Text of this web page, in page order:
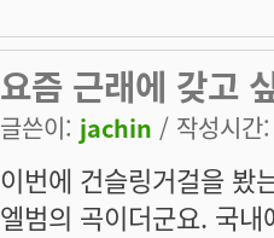
요즘 근래에 갖고
글쓴이: jachin / 작성시
이번에 건슬링거걸을 봤
엘범의 곡이더군요. 국